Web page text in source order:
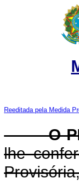
Reeditada pela Medida
O
lhe